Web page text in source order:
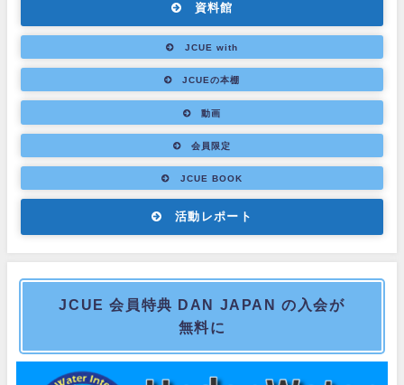
資料館
JCUE with
JCUEの本棚
動画
会員限定
JCUE BOOK
活動レポート
JCUE 会員特典 DAN JAPAN の入会が
無料に